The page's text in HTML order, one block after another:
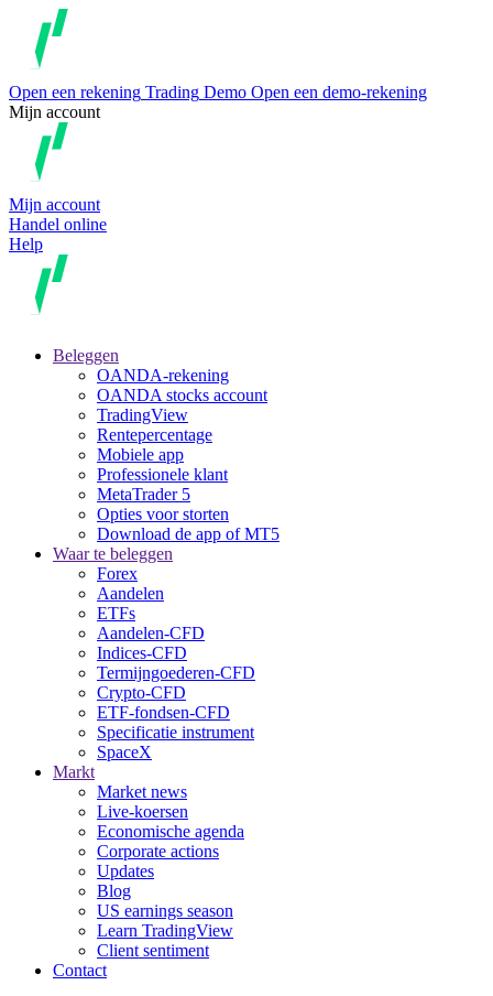
Open een rekening Trading Demo Open een demo-rekening
Mijn account
Mijn account
Handel online
Help
Beleggen
OANDA-rekening
OANDA stocks account
TradingView
Rentepercentage
Mobiele app
Professionele klant
MetaTrader 5
Opties voor storten
Download de app of MT5
Waar te beleggen
Forex
Aandelen
ETFs
Aandelen-CFD
Indices-CFD
Termijngoederen-CFD
Crypto-CFD
ETF-fondsen-CFD
Specificatie instrument
SpaceX
Markt
Market news
Live-koersen
Economische agenda
Corporate actions
Updates
Blog
US earnings season
Learn TradingView
Client sentiment
Contact